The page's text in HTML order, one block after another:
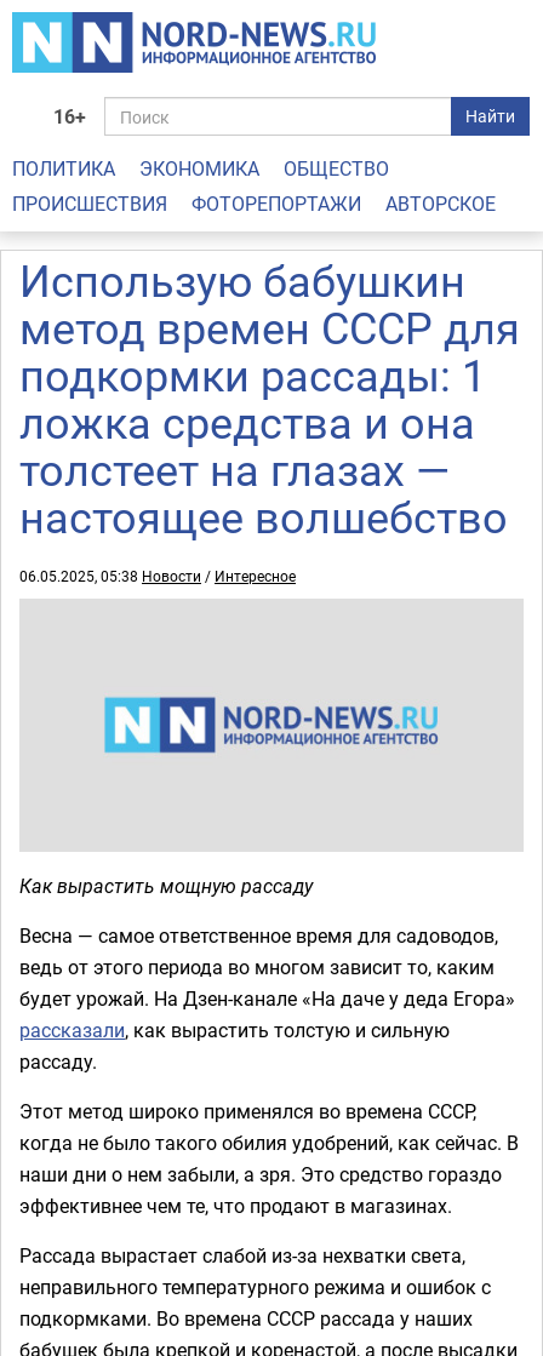
16+ Найти
ПОЛИТИКА ЭКОНОМИКА
ОБЩЕСТВО
ПРОИСШЕСТВИЯ
ФОТОРЕПОРТАЖИ АВТОРСКОЕ
Использую бабушкин
метод времен СССР для
подкормки рассады: 1
ложка средства и она
толстеет на глазах —
настоящее волшебство
06.05.2025, 05:38 Новости / Интересное
Как вырастить мощную рассаду
Весна — самое ответственное время для садоводов,
ведь от этого периода во многом зависит то, каким
будет урожай. На Дзен-канале «На даче у деда Егора»
рассказали, как вырастить толстую и сильную
рассаду.
Этот метод широко применялся во времена СССР,
когда не было такого обилия удобрений, как сейчас. В
наши дни о нем забыли, а зря. Это средство гораздо
эффективнее чем те, что продают в магазинах.
Рассада вырастает слабой из-за нехватки света,
неправильного температурного режима и ошибок с
подкормками. Во времена СССР рассада у наших
бабушек была крепкой и коренастой, а после высадки